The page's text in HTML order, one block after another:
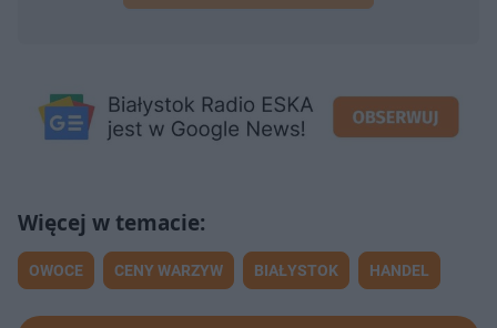
OWOCE CENY WARZYW BIAŁYSTOK HANDEL